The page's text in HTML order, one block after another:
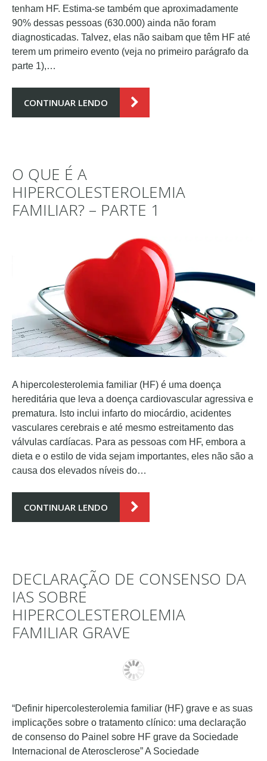
tenham HF. Estima-se também que aproximadamente
90% dessas pessoas (630.000) ainda não foram
diagnosticadas. Talvez, elas não saibam que têm HF até
terem um primeiro evento (veja no primeiro parágrafo da
parte 1),…
CONTINUAR LENDO
O QUE É A
HIPERCOLESTEROLEMIA
FAMILIAR? – PARTE 1
A hipercolesterolemia familiar (HF) é uma doença
hereditária que leva a doença cardiovascular agressiva e
prematura. Isto inclui infarto do miocárdio, acidentes
vasculares cerebrais e até mesmo estreitamento das
válvulas cardíacas. Para as pessoas com HF, embora a
dieta e o estilo de vida sejam importantes, eles não são a
causa dos elevados níveis do…
CONTINUAR LENDO
DECLARAÇÃO DE CONSENSO DA
IAS SOBRE
HIPERCOLESTEROLEMIA
FAMILIAR GRAVE
“Definir hipercolesterolemia familiar (HF) grave e as suas
implicações sobre o tratamento clínico: uma declaração
de consenso do Painel sobre HF grave da Sociedade
Internacional de Aterosclerose” A Sociedade